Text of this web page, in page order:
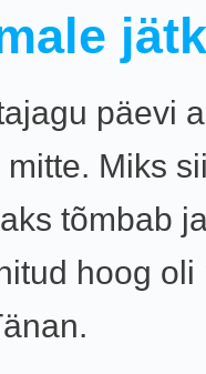
päevi
Miks
tõmbab
hoog oli